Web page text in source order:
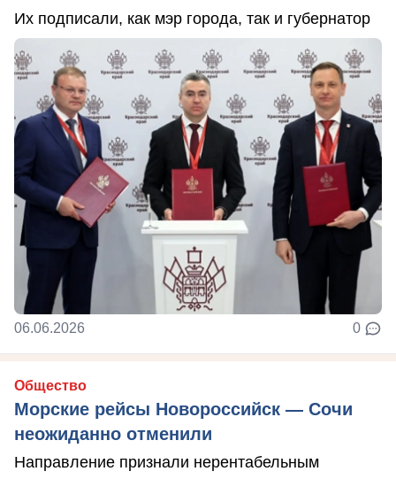
Их подписали, как мэр города, так и губернатор
06.06.2026 0
Общество
Морские рейсы Новороссийск — Сочи
неожиданно отменили
Направление признали нерентабельным